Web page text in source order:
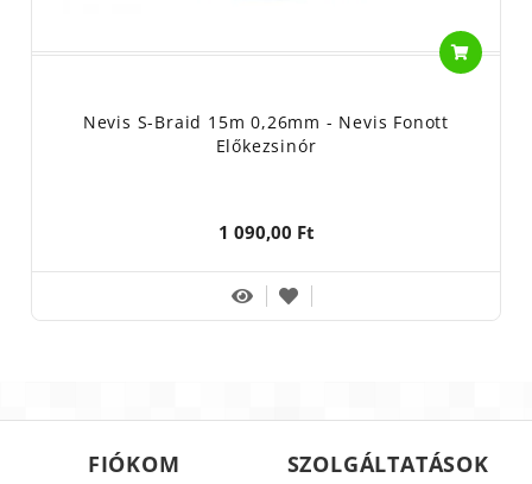
Nevis S-Braid 15m 0,26mm - Nevis Fonott
Előkezsinór
1 090,00 Ft
FIÓKOM SZOLGÁLTATÁSOK